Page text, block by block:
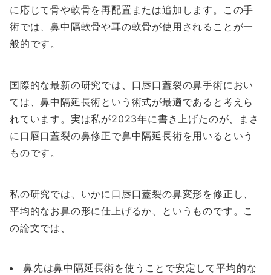
に応じて骨や軟骨を再配置または追加します。この手
術では、鼻中隔軟骨や耳の軟骨が使用されることが一
般的です。
国際的な最新の研究では、口唇口蓋裂の鼻手術におい
ては、鼻中隔延長術という術式が最適であると考えら
れています。実は私が2023年に書き上げたのが、まさ
に口唇口蓋裂の鼻修正で鼻中隔延長術を用いるという
ものです。
私の研究では、いかに口唇口蓋裂の鼻変形を修正し、
平均的なお鼻の形に仕上げるか、というものです。こ
の論文では、
鼻先は鼻中隔延長術を使うことで安定して平均的な